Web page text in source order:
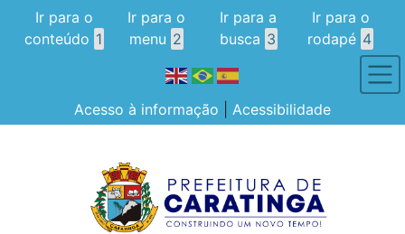
Ir para o
conteúdo 1
Ir para o
menu 2
Ir para a
busca 3
Ir para o
rodapé 4
Acesso à informação Acessibilidade